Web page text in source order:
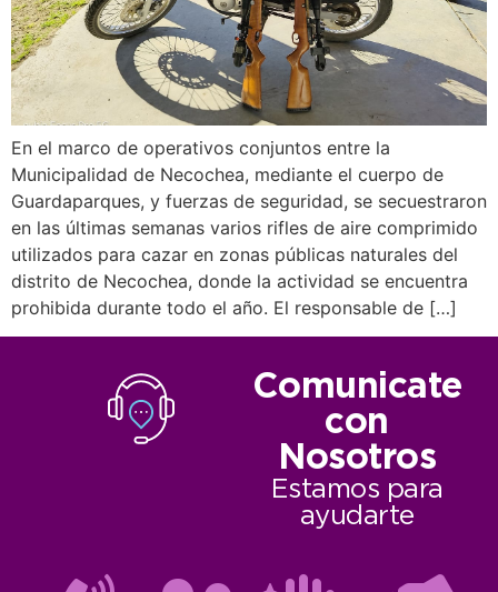
En el marco de operativos conjuntos entre la
Municipalidad de Necochea, mediante el cuerpo de
Guardaparques, y fuerzas de seguridad, se secuestraron
en las últimas semanas varios rifles de aire comprimido
utilizados para cazar en zonas públicas naturales del
distrito de Necochea, donde la actividad se encuentra
prohibida durante todo el año. El responsable de […]
Comunicate
con
Nosotros
Estamos para
ayudarte